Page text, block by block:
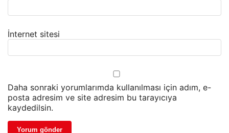
İnternet sitesi
Daha sonraki yorumlarımda kullanılması için adım, e-
posta adresim ve site adresim bu tarayıcıya
kaydedilsin.